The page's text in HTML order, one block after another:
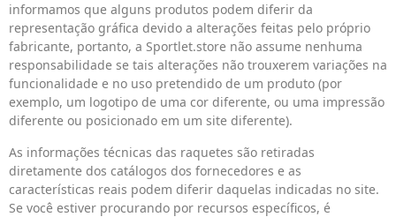
informamos que alguns produtos podem diferir da
representação gráfica devido a alterações feitas pelo próprio
fabricante, portanto, a Sportlet.store não assume nenhuma
responsabilidade se tais alterações não trouxerem variações na
funcionalidade e no uso pretendido de um produto (por
exemplo, um logotipo de uma cor diferente, ou uma impressão
diferente ou posicionado em um site diferente).
As informações técnicas das raquetes são retiradas
diretamente dos catálogos dos fornecedores e as
características reais podem diferir daquelas indicadas no site.
Se você estiver procurando por recursos específicos, é